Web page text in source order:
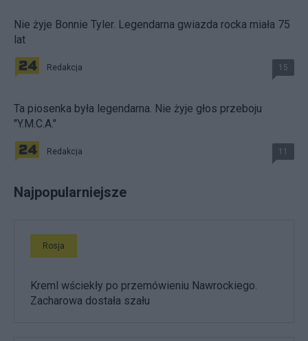
Nie żyje Bonnie Tyler. Legendarna gwiazda rocka miała 75
lat
Redakcja 15
Ta piosenka była legendarna. Nie żyje głos przeboju
"Y.M.C.A."
Redakcja 11
Najpopularniejsze
Rosja
Kreml wściekły po przemówieniu Nawrockiego.
Zacharowa dostała szału